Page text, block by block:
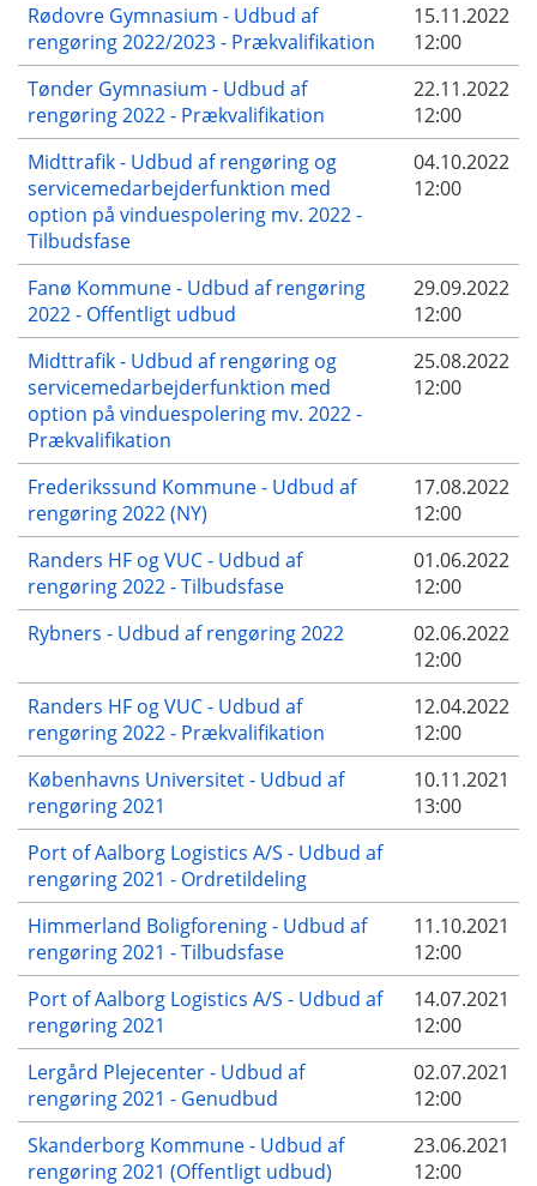
Rødovre Gymnasium - Udbud af
rengøring 2022/2023 - Prækvalifikation
15.11.2022
12:00
Tønder Gymnasium - Udbud af
rengøring 2022 - Prækvalifikation
22.11.2022
12:00
Midttrafik - Udbud af rengøring og
servicemedarbejderfunktion med
option på vinduespolering mv. 2022 -
Tilbudsfase
04.10.2022
12:00
Fanø Kommune - Udbud af rengøring
2022 - Offentligt udbud
29.09.2022
12:00
Midttrafik - Udbud af rengøring og
servicemedarbejderfunktion med
option på vinduespolering mv. 2022 -
Prækvalifikation
25.08.2022
12:00
Frederikssund Kommune - Udbud af
rengøring 2022 (NY)
17.08.2022
12:00
Randers HF og VUC - Udbud af
rengøring 2022 - Tilbudsfase
01.06.2022
12:00
Rybners - Udbud af rengøring 2022
02.06.2022
12:00
Randers HF og VUC - Udbud af
rengøring 2022 - Prækvalifikation
12.04.2022
12:00
Københavns Universitet - Udbud af
rengøring 2021
10.11.2021
13:00
Port of Aalborg Logistics A/S - Udbud af
rengøring 2021 - Ordretildeling
Himmerland Boligforening - Udbud af
rengøring 2021 - Tilbudsfase
11.10.2021
12:00
Port of Aalborg Logistics A/S - Udbud af
rengøring 2021
14.07.2021
12:00
Lergård Plejecenter - Udbud af
rengøring 2021 - Genudbud
02.07.2021
12:00
Skanderborg Kommune - Udbud af
rengøring 2021 (Offentligt udbud)
23.06.2021
12:00